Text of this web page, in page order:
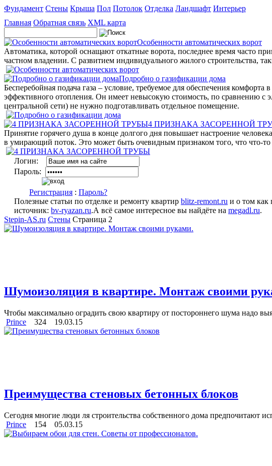
Фундамент Стены Крыша Пол Потолок Отделка Ландшафт Интерьер
Главная Обратная связь XML карта
Особенности автоматических ворот
Автоматика, которой оснащают откатные ворота, последнее время часто
частном владении. С развитием индивидуального жилого строительства,
Подробно о газификации дома
Бесперебойная подача газа – условие, требуемое для обеспечения
эффективного отопления. Он имеет невысокую стоимость, по сравнению с
центральной сети) не нужно подготавливать отдельное помещение.
4 ПРИЗНАКА ЗАСОРЕННОЙ
Принятие горячего душа в конце долгого дня повышает настроение
в умирающий поток. Это может быть очевидным признаком того, что что-
Логин:
Пароль:
Регистрация : Пароль?
Полезные статьи по отделке и ремонту квартир blitz-remont.ru и о том как
источник: bv-ryazan.ru.А всё самое интересное вы найдёте на megadl.ru.
Stepin-AS.ru Стены Страница 2
Шумоизоляция в квартире. Монтаж своими
Чтобы максимально оградить свою квартиру от постороннего шума надо
Prince
324 19.03.15
Преимущества стеновых бетонных блоков
Сегодня многие люди ля строительства собственного дома предпочитают
Prince
154 05.03.15